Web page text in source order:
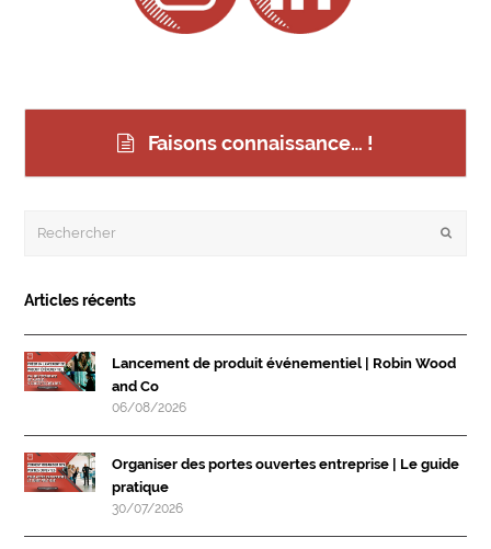
Faisons connaissance… !
Articles récents
Lancement de produit événementiel | Robin Wood
and Co
06/08/2026
Organiser des portes ouvertes entreprise | Le guide
pratique
30/07/2026